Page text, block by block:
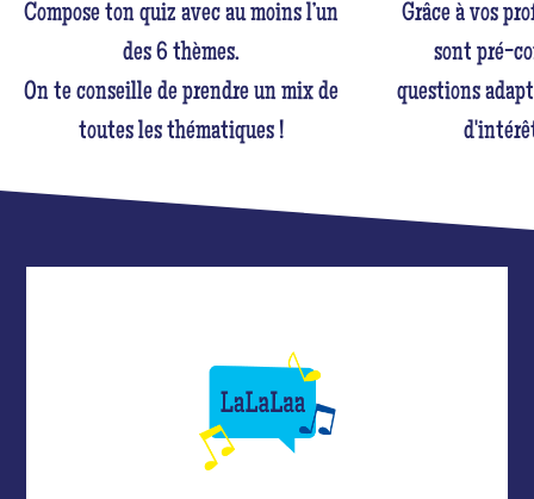
Compose ton quiz avec au moins l’un
des 6 thèmes.
On te conseille de prendre un mix de
toutes les thématiques !
Grâce à vos
sont pré-
questions